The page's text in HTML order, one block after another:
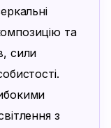
та
сили
з